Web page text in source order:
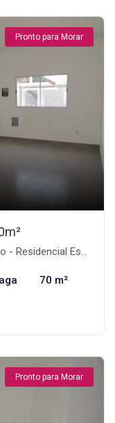
Pronto para Morar
Estoril, Taubaté-SP
70 m²
Pronto para Morar